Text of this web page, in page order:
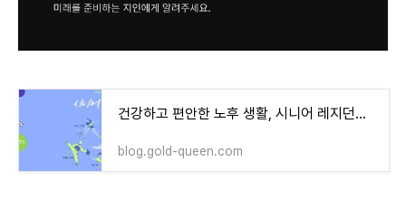
건강하고 편안한 노후 생활, 시니어 레지던스에서 노년의 품격을 높이는 편리하고 안전한 주거
blog.gold-queen.com